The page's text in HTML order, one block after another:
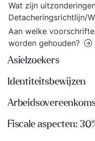
Wat zijn
Detacheringsrichtlijn/
Aan welke
worden gehouden?
Asielzoekers
Identiteitsbewijzen
Fiscale aspecten: